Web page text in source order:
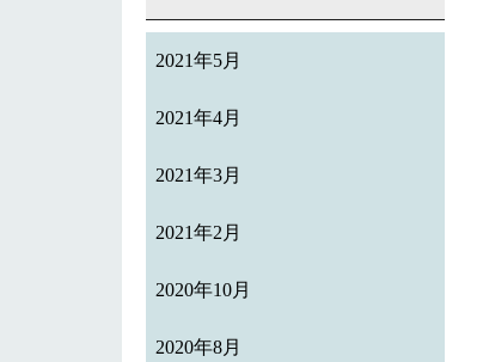
2021年5月
2021年4月
2021年3月
2021年2月
2020年10月
2020年8月